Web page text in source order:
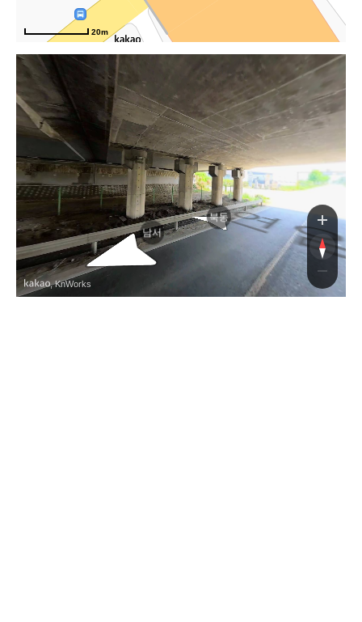
20m
남서
북동
, KnWorks